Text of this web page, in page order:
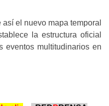
el nuevo mapa temporal
la estructura oficial
eventos multitudinarios en